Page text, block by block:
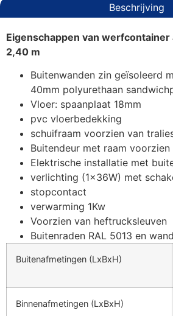
Beschrijving
Eigenschappen van
2,40 m
Buitenwanden zin geïsoleerd
40mm polyurethaan
Vloer: spaanplaat 18mm
pvc vloerbedekking
schuifraam voorzien van
Buitendeur met raam
Elektrische installatie met
verlichting (1x36W) met
stopcontact
verwarming 1Kw
Voorzien van heftrucksleuven
Buitenraden RAL 5013 en
Buitenafmetingen (LxBxH)
Binnenafmetingen (LxBxH)